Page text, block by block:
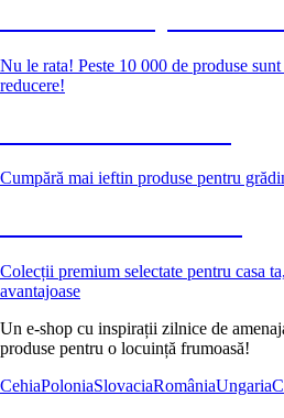
Nu le rata! Peste 10 000 de produse
reducere!
Cumpără mai ieftin produse pentru
Colecții premium selectate pentru casa
avantajoase
Un e-shop cu inspirații zilnice de
produse pentru o locuință frumoasă!
CehiaPoloniaSlovaciaRomâniaUngaria